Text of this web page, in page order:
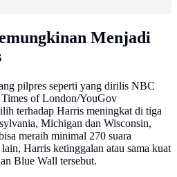
Menjadi
pilpres seperti yang dirilis NBC
of London/YouGov
terhadap Harris meningkat di tiga
Michigan dan Wisconsin,
meraih minimal 270 suara
Harris ketinggalan atau sama kuat
Blue Wall tersebut.